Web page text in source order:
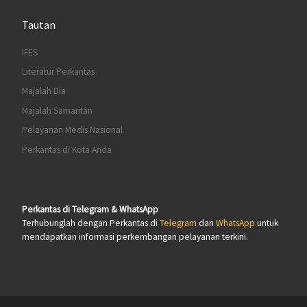
Tautan
IFES
Literatur Perkantas
Majalah Dia
Majalah Samaritan
Pelayanan Medis Nasional
Perkantas di Kota Anda
Perkantas di Telegram & WhatsApp
Terhubunglah dengan Perkantas di Telegram dan WhatsApp untuk
mendapatkan informasi perkembangan pelayanan terkini.